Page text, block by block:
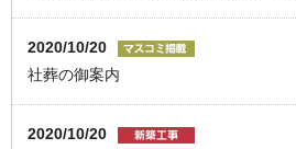
2020/10/20
社葬の御案内
2020/10/20